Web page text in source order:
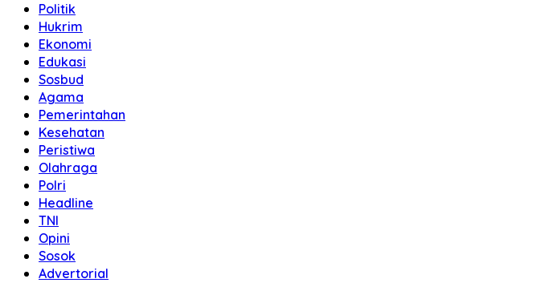
Politik
Hukrim
Ekonomi
Edukasi
Sosbud
Agama
Pemerintahan
Kesehatan
Peristiwa
Olahraga
Polri
Headline
TNI
Opini
Sosok
Advertorial